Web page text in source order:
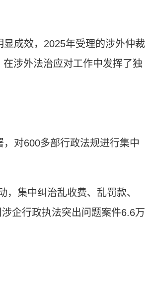
成效，2025年受理的涉外仲裁
涉外法治应对工作中发挥了独
对600多部行政法规进行集中
集中纠治乱收费、乱罚款、
企行政执法突出问题案件6.6万